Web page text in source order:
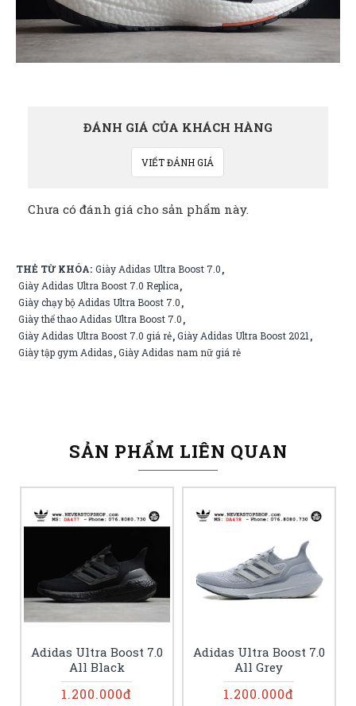
ĐÁNH GIÁ CỦA KHÁCH HÀNG
VIẾT ĐÁNH GIÁ
Chưa có đánh giá cho sản phẩm này.
THẺ TỪ KHÓA: Giày Adidas Ultra Boost 7.0,
Giày Adidas Ultra Boost 7.0 Replica,
Giày chạy bộ Adidas Ultra Boost 7.0,
Giày thể thao Adidas Ultra Boost 7.0,
Giày Adidas Ultra Boost 7.0 giá rẻ,Giày Adidas Ultra Boost 2021 ,
Giày tập gym Adidas,Giày Adidas nam nữ giá rẻ
SẢN PHẨM LIÊN QUAN
Adidas Ultra Boost 7.0
All Black
1.200.000đ
Adidas Ultra Boost 7.0
All Grey
1.200.000đ